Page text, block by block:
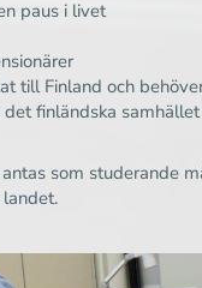
paus i livet
till Finland och
finländska
som studerande